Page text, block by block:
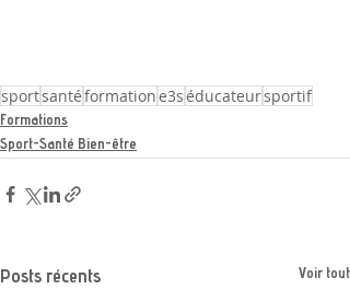
sportsantéformatione3séducateursportif
Formations
Sport-Santé Bien-être
Posts récents Voir tout